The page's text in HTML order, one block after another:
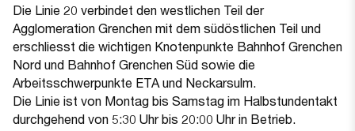
Die Linie 20 verbindet den westlichen Teil der
Agglomeration Grenchen mit dem südöstlichen Teil und
erschliesst die wichtigen Knotenpunkte Bahnhof Grenchen
Nord und Bahnhof Grenchen Süd sowie die
Arbeitsschwerpunkte ETA und Neckarsulm.
Die Linie ist von Montag bis Samstag im Halbstundentakt
durchgehend von 5:30 Uhr bis 20:00 Uhr in Betrieb.